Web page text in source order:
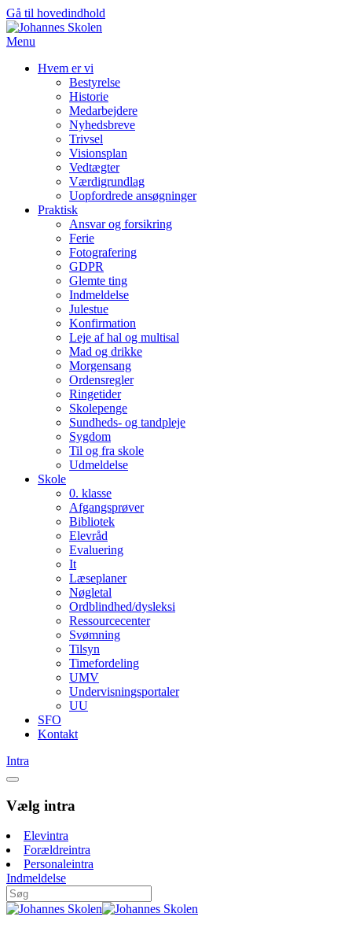
Gå til hovedindhold
Menu
Hvem er vi
Bestyrelse
Historie
Medarbejdere
Nyhedsbreve
Trivsel
Visionsplan
Vedtægter
Værdigrundlag
Uopfordrede ansøgninger
Praktisk
Ansvar og forsikring
Ferie
Fotografering
GDPR
Glemte ting
Indmeldelse
Julestue
Konfirmation
Leje af hal og multisal
Mad og drikke
Morgensang
Ordensregler
Ringetider
Skolepenge
Sundheds- og tandpleje
Sygdom
Til og fra skole
Udmeldelse
Skole
0. klasse
Afgangsprøver
Bibliotek
Elevråd
Evaluering
It
Læseplaner
Nøgletal
Ordblindhed/dysleksi
Ressourcecenter
Svømning
Tilsyn
Timefordeling
UMV
Undervisningsportaler
UU
SFO
Kontakt
Intra
Vælg intra
Elevintra
Forældreintra
Personaleintra
Indmeldelse